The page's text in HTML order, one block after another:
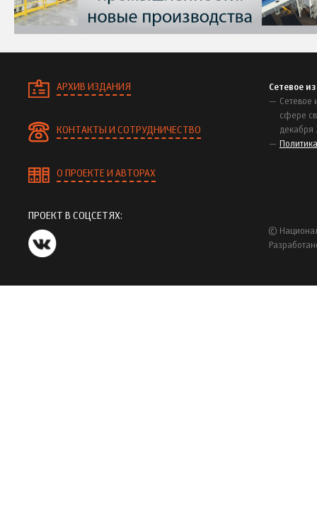
АРХИВ ИЗДАНИЯ
КОНТАКТЫ И СОТРУДНИЧЕСТВО
О ПРОЕКТЕ И АВТОРАХ
Сетевое
Сетевое
сфере
декабря
ПРОЕКТ В СОЦСЕТЯХ:
©